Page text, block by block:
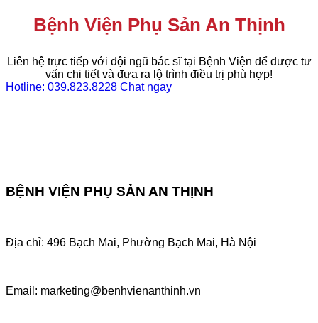
Bệnh Viện Phụ Sản An Thịnh
Liên hệ trực tiếp với đội ngũ bác sĩ tại Bệnh Viện để được tư
vấn chi tiết và đưa ra lộ trình điều trị phù hợp!
Hotline: 039.823.8228 Chat ngay
BỆNH VIỆN PHỤ SẢN AN THỊNH
Địa chỉ: 496 Bạch Mai, Phường Bạch Mai, Hà Nội
Email: marketing@benhvienanthinh.vn